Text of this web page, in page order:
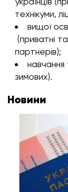
технікуми,
вищої
(приватні
партнерів);
навчання
зимових).
Новини